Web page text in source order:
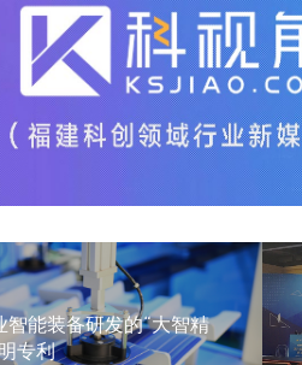
智能装备研发的“大智精
专利